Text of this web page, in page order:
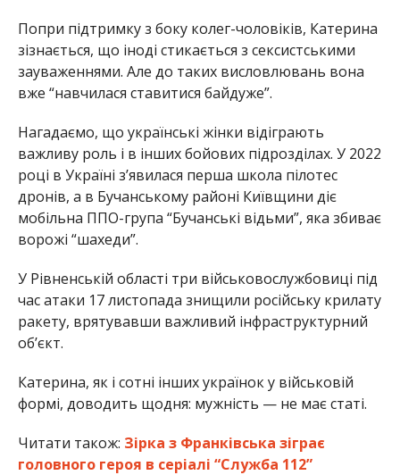
Попри підтримку з боку колег-чоловіків, Катерина
зізнається, що іноді стикається з сексистськими
зауваженнями. Але до таких висловлювань вона
вже “навчилася ставитися байдуже”.
Нагадаємо, що українські жінки відіграють
важливу роль і в інших бойових підрозділах. У 2022
році в Україні з’явилася перша школа пілотес
дронів, а в Бучанському районі Київщини діє
мобільна ППО-група “Бучанські відьми”, яка збиває
ворожі “шахеди”.
У Рівненській області три військовослужбовиці під
час атаки 17 листопада знищили російську крилату
ракету, врятувавши важливий інфраструктурний
об’єкт.
Катерина, як і сотні інших українок у військовій
формі, доводить щодня: мужність — не має статі.
Читати також: Зірка з Франківська зіграє
головного героя в серіалі “Служба 112”